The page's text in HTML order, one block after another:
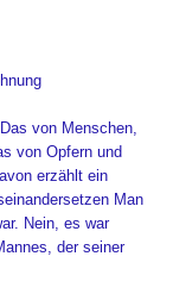
von Menschen,
von Opfern und
erzählt ein
Man
Nein, es war
der seiner